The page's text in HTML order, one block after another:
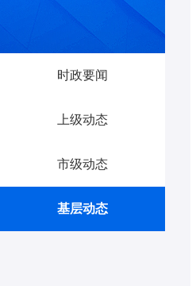
时政要闻
上级动态
市级动态
基层动态